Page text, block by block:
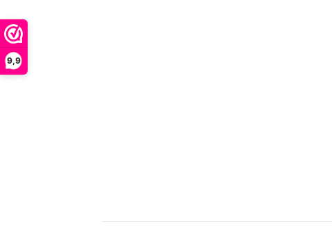
9,9